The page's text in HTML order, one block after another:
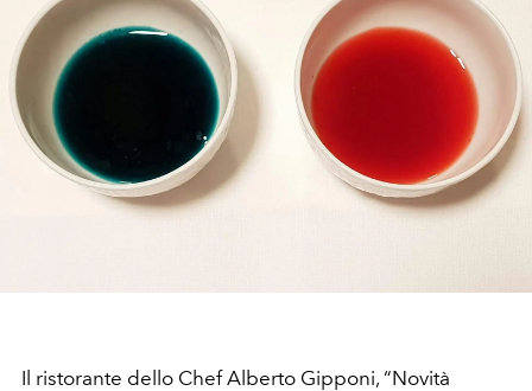
Il ristorante dello Chef Alberto Gipponi, “Novità